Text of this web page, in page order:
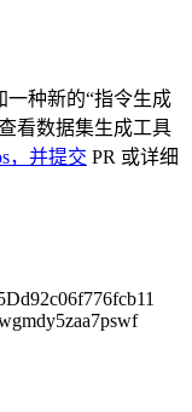
种新的“指令生成
看数据集生成工具
，并提交 PR 或详细